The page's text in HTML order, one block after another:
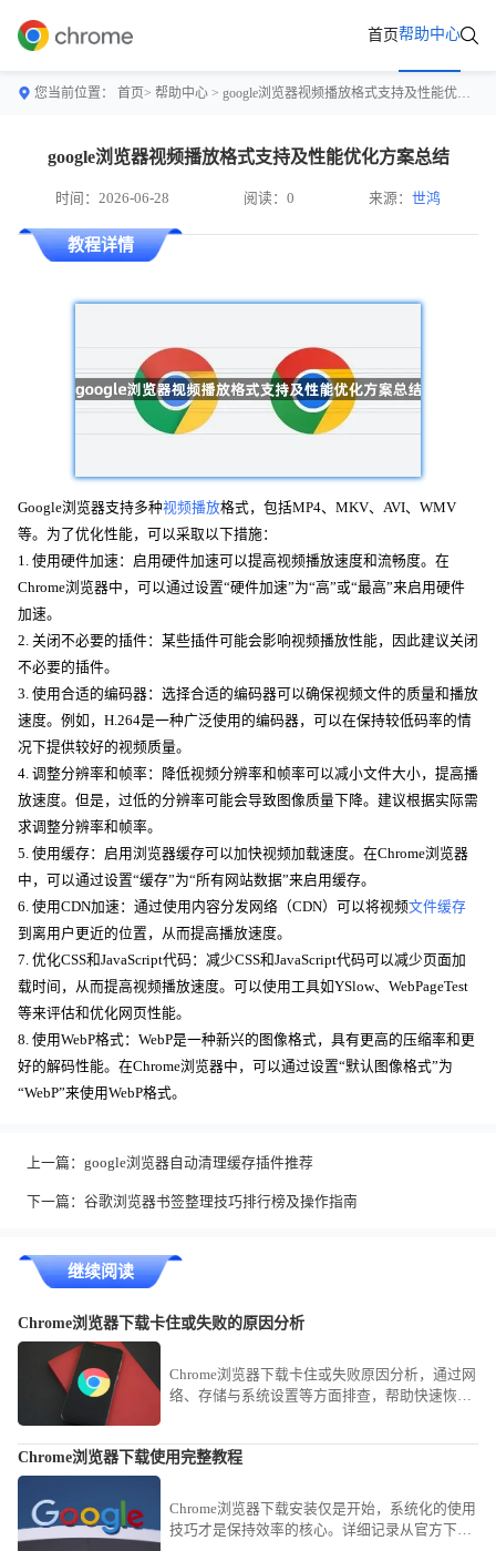
首页帮助中心
您当前位置： 首页> 帮助中心 > google浏览器视频播放格式支持及性能优化方案总结
google浏览器视频播放格式支持及性能优化方案总结
时间：2026-06-28 阅读：0 来源：世鸿
教程详情
Google浏览器支持多种视频播放格式，包括MP4、MKV、AVI、WMV
等。为了优化性能，可以采取以下措施：
1. 使用硬件加速：启用硬件加速可以提高视频播放速度和流畅度。在
Chrome浏览器中，可以通过设置“硬件加速”为“高”或“最高”来启用硬件
加速。
2. 关闭不必要的插件：某些插件可能会影响视频播放性能，因此建议关闭
不必要的插件。
3. 使用合适的编码器：选择合适的编码器可以确保视频文件的质量和播放
速度。例如，H.264是一种广泛使用的编码器，可以在保持较低码率的情
况下提供较好的视频质量。
4. 调整分辨率和帧率：降低视频分辨率和帧率可以减小文件大小，提高播
放速度。但是，过低的分辨率可能会导致图像质量下降。建议根据实际需
求调整分辨率和帧率。
5. 使用缓存：启用浏览器缓存可以加快视频加载速度。在Chrome浏览器
中，可以通过设置“缓存”为“所有网站数据”来启用缓存。
6. 使用CDN加速：通过使用内容分发网络（CDN）可以将视频文件缓存
到离用户更近的位置，从而提高播放速度。
7. 优化CSS和JavaScript代码：减少CSS和JavaScript代码可以减少页面加
载时间，从而提高视频播放速度。可以使用工具如YSlow、WebPageTest
等来评估和优化网页性能。
8. 使用WebP格式：WebP是一种新兴的图像格式，具有更高的压缩率和更
好的解码性能。在Chrome浏览器中，可以通过设置“默认图像格式”为
“WebP”来使用WebP格式。
上一篇： google浏览器自动清理缓存插件推荐
下一篇： 谷歌浏览器书签整理技巧排行榜及操作指南
继续阅读
Chrome浏览器下载卡住或失败的原因分析
Chrome浏览器下载卡住或失败原因分析，通过网
络、存储与系统设置等方面排查，帮助快速恢复
Chrome浏览器下载使用完整教程
Chrome浏览器下载安装仅是开始，系统化的使用
技巧才是保持效率的核心。详细记录从官方下载